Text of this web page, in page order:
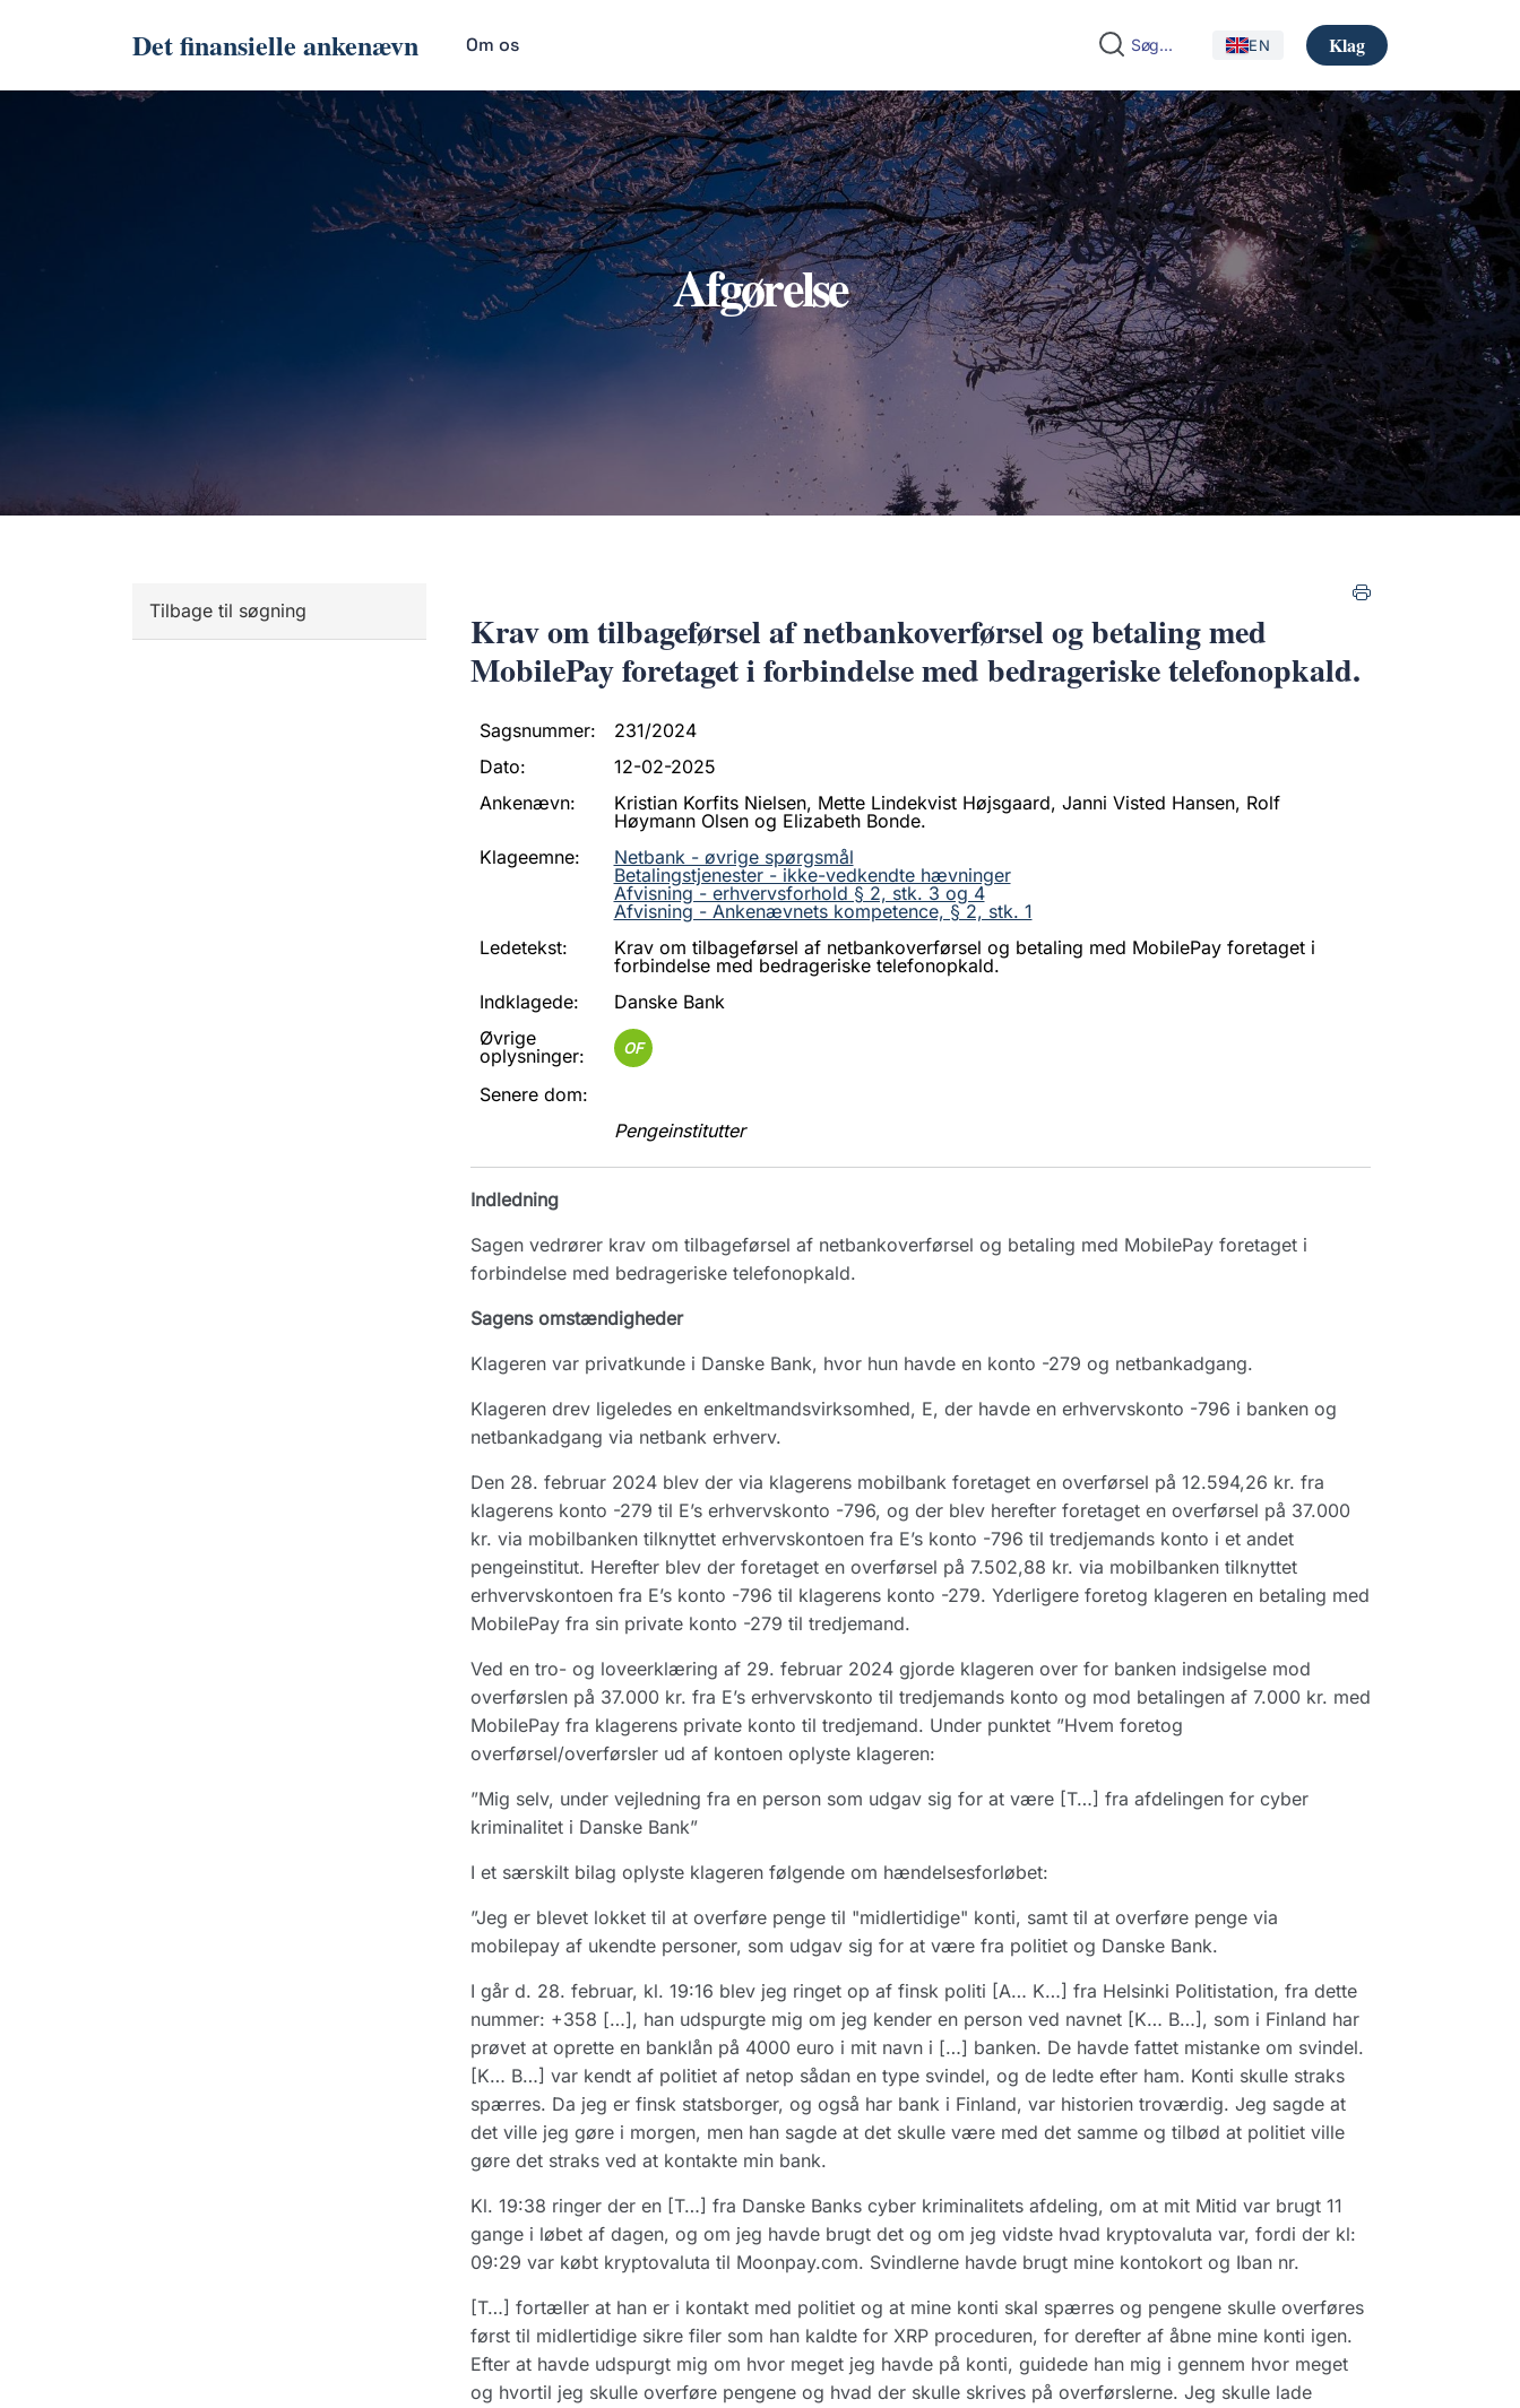
Det finansielle ankenævn Om os EN Klag
Afgørelse
Tilbage til søgning
Krav om tilbageførsel af netbankoverførsel og betaling med
MobilePay foretaget i forbindelse med bedrageriske telefonopkald.
Sagsnummer:
231/2024
Dato:
12-02-2025
Ankenævn:
Kristian Korfits Nielsen, Mette Lindekvist Højsgaard, Janni Visted Hansen, Rolf
Høymann Olsen og Elizabeth Bonde.
Klageemne:
Netbank - øvrige spørgsmål
Betalingstjenester - ikke-vedkendte hævninger
Afvisning - erhvervsforhold § 2, stk. 3 og 4
Afvisning - Ankenævnets kompetence, § 2, stk. 1
Ledetekst:
Krav om tilbageførsel af netbankoverførsel og betaling med MobilePay foretaget i
forbindelse med bedrageriske telefonopkald.
Indklagede:
Danske Bank
Øvrige
oplysninger:
OF
Senere dom:
Pengeinstitutter
Indledning
Sagen vedrører krav om tilbageførsel af netbankoverførsel og betaling med MobilePay foretaget i
forbindelse med bedrageriske telefonopkald.
Sagens omstændigheder
Klageren var privatkunde i Danske Bank, hvor hun havde en konto -279 og netbankadgang.
Klageren drev ligeledes en enkeltmandsvirksomhed, E, der havde en erhvervskonto -796 i banken og
netbankadgang via netbank erhverv.
Den 28. februar 2024 blev der via klagerens mobilbank foretaget en overførsel på 12.594,26 kr. fra
klagerens konto -279 til E’s erhvervskonto -796, og der blev herefter foretaget en overførsel på 37.000
kr. via mobilbanken tilknyttet erhvervskontoen fra E’s konto -796 til tredjemands konto i et andet
pengeinstitut. Herefter blev der foretaget en overførsel på 7.502,88 kr. via mobilbanken tilknyttet
erhvervskontoen fra E’s konto -796 til klagerens konto -279. Yderligere foretog klageren en betaling med
MobilePay fra sin private konto -279 til tredjemand.
Ved en tro- og loveerklæring af 29. februar 2024 gjorde klageren over for banken indsigelse mod
overførslen på 37.000 kr. fra E’s erhvervskonto til tredjemands konto og mod betalingen af 7.000 kr. med
MobilePay fra klagerens private konto til tredjemand. Under punktet ”Hvem foretog
overførsel/overførsler ud af kontoen oplyste klageren:
”Mig selv, under vejledning fra en person som udgav sig for at være [T…] fra afdelingen for cyber
kriminalitet i Danske Bank”
I et særskilt bilag oplyste klageren følgende om hændelsesforløbet:
”Jeg er blevet lokket til at overføre penge til "midlertidige" konti, samt til at overføre penge via
mobilepay af ukendte personer, som udgav sig for at være fra politiet og Danske Bank.
I går d. 28. februar, kl. 19:16 blev jeg ringet op af finsk politi [A… K…] fra Helsinki Politistation, fra dette
nummer: +358 […], han udspurgte mig om jeg kender en person ved navnet [K… B…], som i Finland har
prøvet at oprette en banklån på 4000 euro i mit navn i […] banken. De havde fattet mistanke om svindel.
[K… B…] var kendt af politiet af netop sådan en type svindel, og de ledte efter ham. Konti skulle straks
spærres. Da jeg er finsk statsborger, og også har bank i Finland, var historien troværdig. Jeg sagde at
det ville jeg gøre i morgen, men han sagde at det skulle være med det samme og tilbød at politiet ville
gøre det straks ved at kontakte min bank.
Kl. 19:38 ringer der en [T…] fra Danske Banks cyber kriminalitets afdeling, om at mit Mitid var brugt 11
gange i løbet af dagen, og om jeg havde brugt det og om jeg vidste hvad kryptovaluta var, fordi der kl:
09:29 var købt kryptovaluta til Moonpay.com. Svindlerne havde brugt mine kontokort og Iban nr.
[T…] fortæller at han er i kontakt med politiet og at mine konti skal spærres og pengene skulle overføres
først til midlertidige sikre filer som han kaldte for XRP proceduren, for derefter af åbne mine konti igen.
Efter at havde udspurgt mig om hvor meget jeg havde på konti, guidede han mig i gennem hvor meget
og hvortil jeg skulle overføre pengene og hvad der skulle skrives på overførslerne. Jeg skulle lade